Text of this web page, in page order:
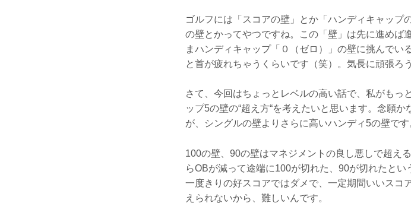
ゴルフには「スコアの壁」とか「ハンディキャッ
の壁とかってやつですね。この「壁」は先に進めば
まハンディキャップ「０（ゼロ）」の壁に挑んでい
と首が疲れちゃうくらいです（笑）。気長に頑張ろ
さて、今回はちょっとレベルの高い話で、私がもっ
ップ5の壁の“超え方“を考えたいと思います。念願
が、シングルの壁よりさらに高いハンディ5の壁です
100の壁、90の壁はマネジメントの良し悪しで超え
らOBが減って途端に100が切れた、90が切れたとい
一度きりの好スコアではダメで、一定期間いいスコ
えられないから、難しいんです。